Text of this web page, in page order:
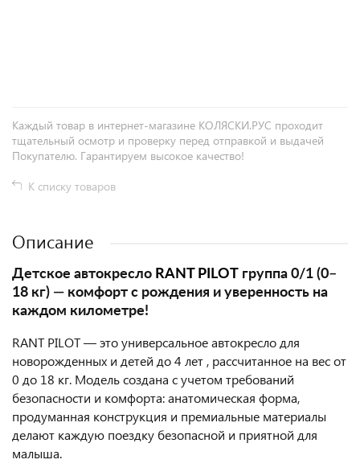
Каждый товар в интернет-магазине КОЛЯСКИ.РУС проходит
тщательный осмотр и проверку перед отправкой и выдачей
Покупателю. Гарантируем высокое качество!
К списку товаров
Описание
Детское автокресло RANT PILOT группа 0/1 (0–
18 кг) — комфорт с рождения и уверенность на
каждом километре!
RANT PILOT — это универсальное автокресло для
новорожденных и детей до 4 лет , рассчитанное на вес от
0 до 18 кг. Модель создана с учетом требований
безопасности и комфорта: анатомическая форма,
продуманная конструкция и премиальные материалы
делают каждую поездку безопасной и приятной для
малыша.